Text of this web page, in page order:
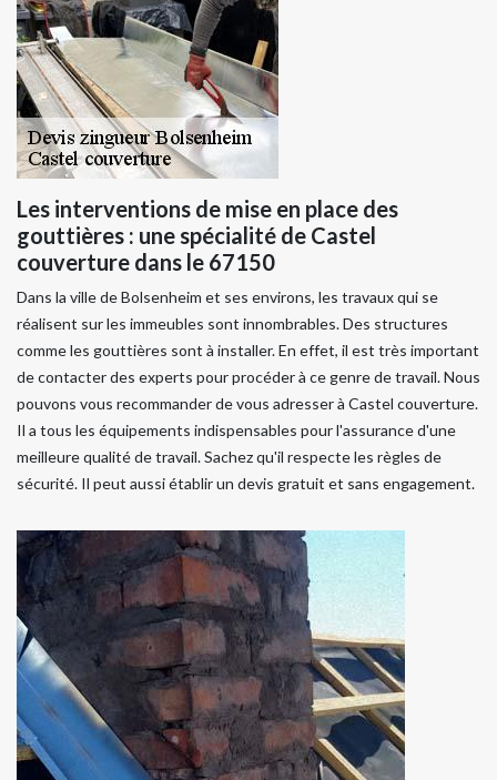
Les interventions de mise en place des
gouttières : une spécialité de Castel
couverture dans le 67150
Dans la ville de Bolsenheim et ses environs, les travaux qui se
réalisent sur les immeubles sont innombrables. Des structures
comme les gouttières sont à installer. En effet, il est très important
de contacter des experts pour procéder à ce genre de travail. Nous
pouvons vous recommander de vous adresser à Castel couverture.
Il a tous les équipements indispensables pour l'assurance d'une
meilleure qualité de travail. Sachez qu'il respecte les règles de
sécurité. Il peut aussi établir un devis gratuit et sans engagement.